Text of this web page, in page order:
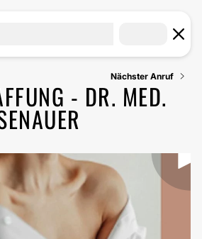
Nächster Anruf
- DR. MED.